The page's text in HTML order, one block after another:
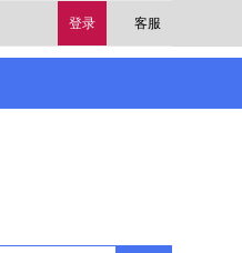
登录 客服